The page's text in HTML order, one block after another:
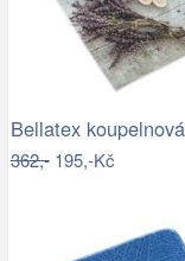
362,-195,-Kč